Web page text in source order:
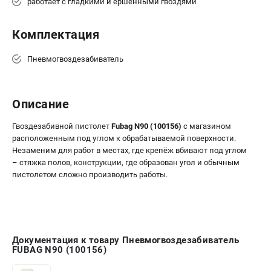
Комплектация
Пневмогвоздезабиватель
Описание
Гвоздезабивной пистолет Fubag N90 (100156) с магазином
расположенным под углом к обрабатываемой поверхности.
Незаменим для работ в местах, где крепёж вбивают под углом
– стяжка полов, конструкции, где образован угол и обычным
пистолетом сложно производить работы.
Документация к товару Пневмогвоздезабиватель
FUBAG N90 (100156)